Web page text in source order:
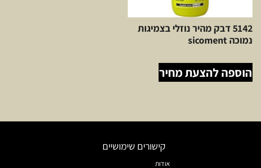
5142 דבק מהיר נוזלי בצמיגות
נמוכה sicoment
הוספה להצעת מחיר
קישורים שימושיים
אודות